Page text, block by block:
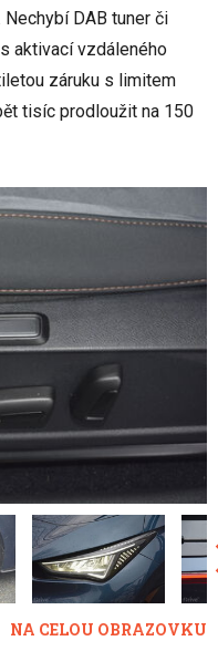
Nechybí DAB tuner či
aktivací vzdáleného
záruku s limitem
tisíc prodloužit na 150
NA CELOU OBRAZOVKU